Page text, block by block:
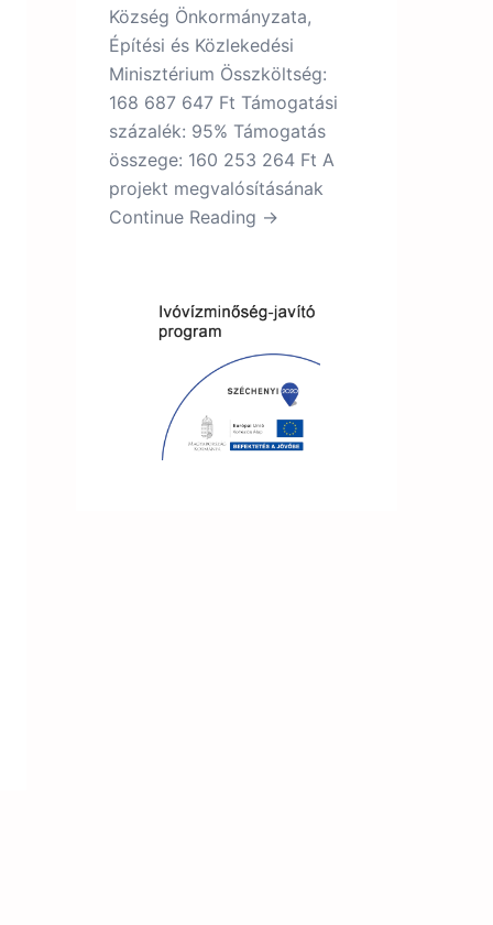
Község Önkormányzata,
Építési és Közlekedési
Minisztérium Összköltség:
168 687 647 Ft Támogatási
százalék: 95% Támogatás
összege: 160 253 264 Ft A
projekt megvalósításának
Continue Reading →